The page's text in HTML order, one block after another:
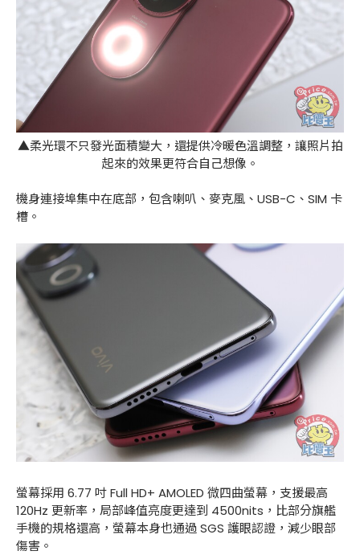
▲柔光環不只發光面積變大，還提供冷暖色溫調整，讓照片拍
起來的效果更符合自己想像。
機身連接埠集中在底部，包含喇叭、麥克風、USB-C、SIM 卡
槽。
螢幕採用 6.77 吋 Full HD+ AMOLED 微四曲螢幕，支援最高
120Hz 更新率，局部峰值亮度更達到 4500nits，比部分旗艦
手機的規格還高，螢幕本身也通過 SGS 護眼認證，減少眼部
傷害。